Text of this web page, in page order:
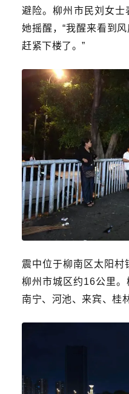
避险。柳州市民刘女
她摇醒，“我醒来看到
赶紧下楼了。”
震中位于柳南区太阳村
柳州市城区约16公里
南宁、河池、来宾、桂